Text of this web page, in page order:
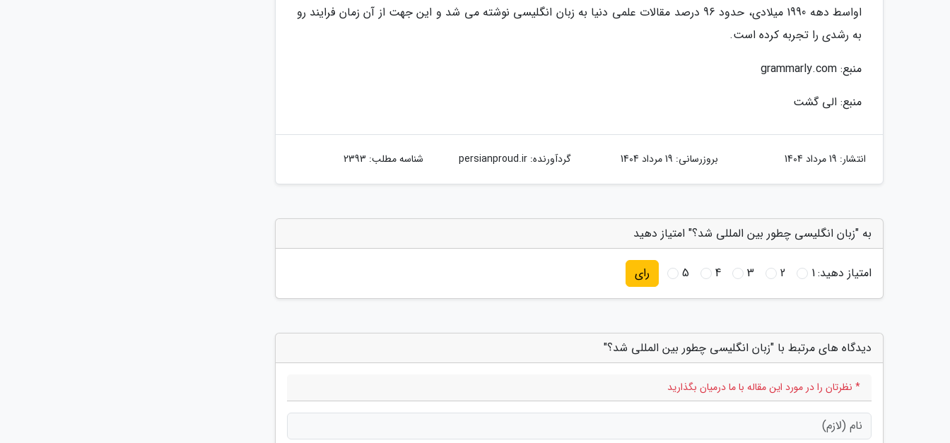
اواسط دهه 1990 میلادی، حدود 96 درصد مقالات علمی دنیا به زبان انگلیسی نوشته می شد و این جهت از آن زمان فرایند رو
به رشدی را تجربه کرده است.
منبع: grammarly.com
منبع: الی گشت
انتشار: 19 مرداد 1404 بروزرسانی: 19 مرداد 1404 گردآورنده:persianproud.ir شناسه مطلب: 2393
به "زبان انگلیسی چطور بین المللی شد؟" امتیاز دهید
امتیاز دهید:1
2
3
4
5 رای
دیدگاه های مرتبط با "زبان انگلیسی چطور بین المللی شد؟"
* نظرتان را در مورد این مقاله با ما درمیان بگذارید